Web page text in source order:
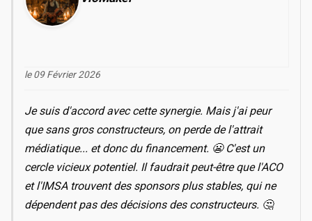
le 09 Février 2026
Je suis d'accord avec cette synergie. Mais j'ai peur
que sans gros constructeurs, on perde de l'attrait
médiatique... et donc du financement. 😬 C'est un
cercle vicieux potentiel. Il faudrait peut-être que l'ACO
et l'IMSA trouvent des sponsors plus stables, qui ne
dépendent pas des décisions des constructeurs. 🤔